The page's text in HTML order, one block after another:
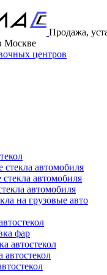
Продажа,
Москве
центров
стекла автомобиля
автомобиля
автомобиля
на грузовые авто
фар
автостекол